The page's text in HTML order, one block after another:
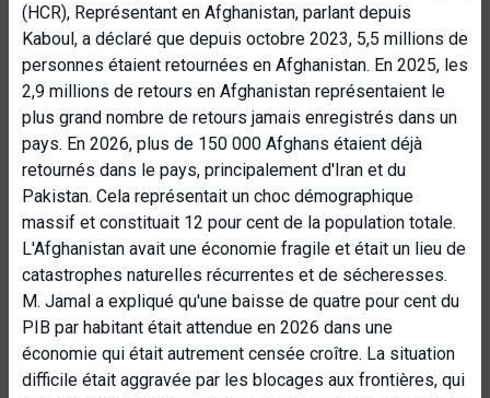
(HCR), Représentant en Afghanistan, parlant depuis
Kaboul, a déclaré que depuis octobre 2023, 5,5 millions de
personnes étaient retournées en Afghanistan. En 2025, les
2,9 millions de retours en Afghanistan représentaient le
plus grand nombre de retours jamais enregistrés dans un
pays. En 2026, plus de 150 000 Afghans étaient déjà
retournés dans le pays, principalement d'Iran et du
Pakistan. Cela représentait un choc démographique
massif et constituait 12 pour cent de la population totale.
L'Afghanistan avait une économie fragile et était un lieu de
catastrophes naturelles récurrentes et de sécheresses.
M. Jamal a expliqué qu'une baisse de quatre pour cent du
PIB par habitant était attendue en 2026 dans une
économie qui était autrement censée croître. La situation
difficile était aggravée par les blocages aux frontières, qui